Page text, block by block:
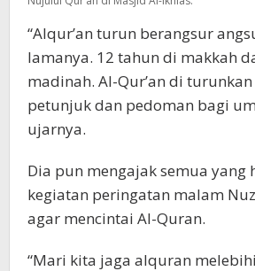
“Alqur’an turun berangsur
lamanya. 12 tahun di makkah
madinah. Al-Qur’an di
petunjuk dan pedoman bagi
ujarnya.
Dia pun mengajak semua yang
kegiatan peringatan malam
agar mencintai Al-Quran.
“Mari kita jaga alquran